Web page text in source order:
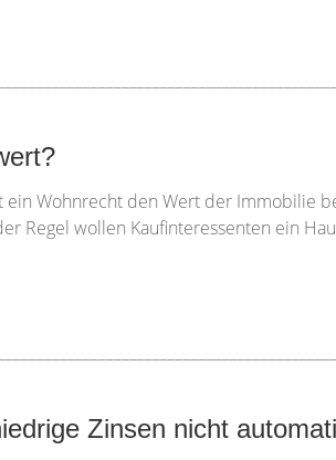
Wohnrecht den Wert der Immobilie
Regel wollen Kaufinteressenten ein
Zinsen nicht